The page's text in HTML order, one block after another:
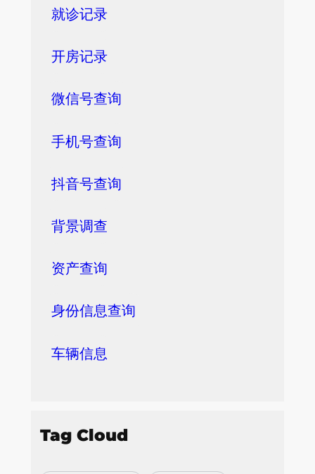
就诊记录
开房记录
微信号查询
手机号查询
抖音号查询
背景调查
资产查询
身份信息查询
车辆信息
Tag Cloud